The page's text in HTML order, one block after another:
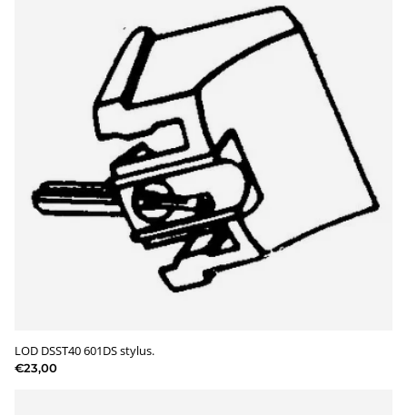
LOD DSST40 601DS stylus.
€23,00